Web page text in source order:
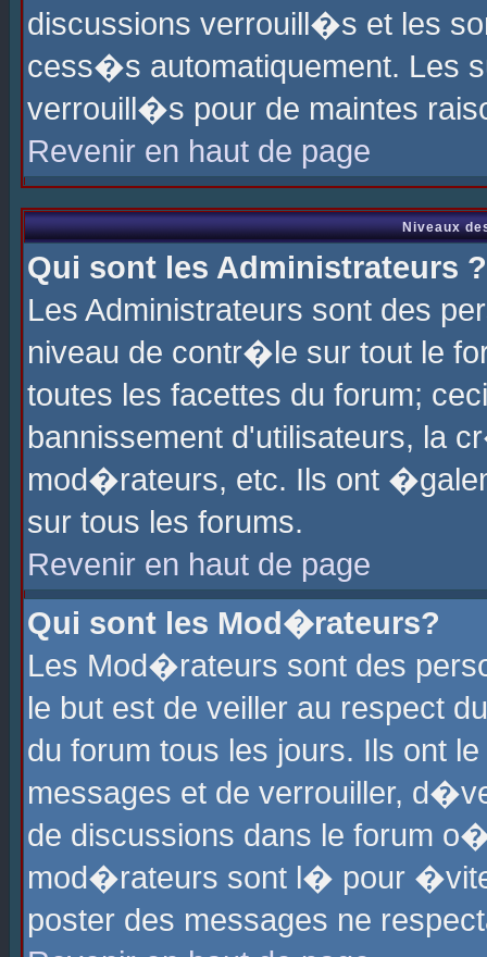
discussions verrouill�s et les
cess�s automatiquement. Les
verrouill�s pour de maintes
Revenir en haut de page
Niveaux
Qui sont les Administrateurs ?
Les Administrateurs sont des
niveau de contr�le sur tout le
toutes les facettes du forum;
bannissement d'utilisateurs, la
mod�rateurs, etc. Ils ont
sur tous les forums.
Revenir en haut de page
Qui sont les Mod�rateurs?
Les Mod�rateurs sont des
le but est de veiller au respect
du forum tous les jours. Ils ont
messages et de verrouiller,
de discussions dans le forum
mod�rateurs sont l� pour
poster des messages ne